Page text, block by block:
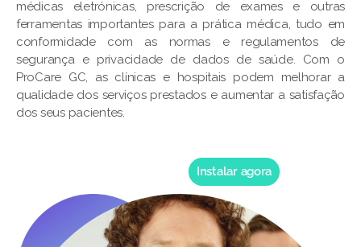
médicas eletrónicas, prescrição de exames e outras
ferramentas importantes para a prática médica, tudo em
conformidade com as normas e regulamentos de
segurança e privacidade de dados de saúde. Com o
ProCare GC, as clínicas e hospitais podem melhorar a
qualidade dos serviços prestados e aumentar a satisfação
dos seus pacientes.
Instalar agora